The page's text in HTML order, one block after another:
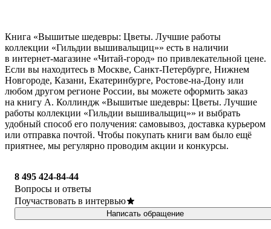
Книга «Вышитые шедевры: Цветы. Лучшие работы
коллекции «Гильдии вышивальщиц»» есть в наличии
в интернет-магазине «Читай-город» по привлекательной цене.
Если вы находитесь в Москве, Санкт-Петербурге, Нижнем
Новгороде, Казани, Екатеринбурге, Ростове-на-Дону или
любом другом регионе России, вы можете оформить заказ
на книгу А. Коллиндж «Вышитые шедевры: Цветы. Лучшие
работы коллекции «Гильдии вышивальщиц»» и выбрать
удобный способ его получения: самовывоз, доставка курьером
или отправка почтой. Чтобы покупать книги вам было ещё
приятнее, мы регулярно проводим акции и конкурсы.
8 495 424-84-44
Вопросы и ответы
Поучаствовать в интервью
Написать обращение